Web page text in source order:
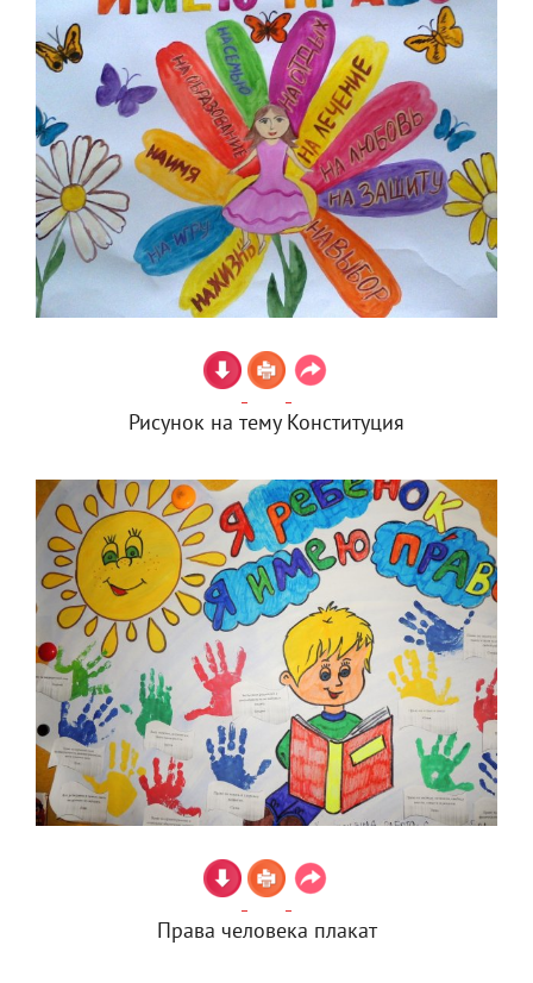
Рисунок на тему Конституция
Права человека плакат